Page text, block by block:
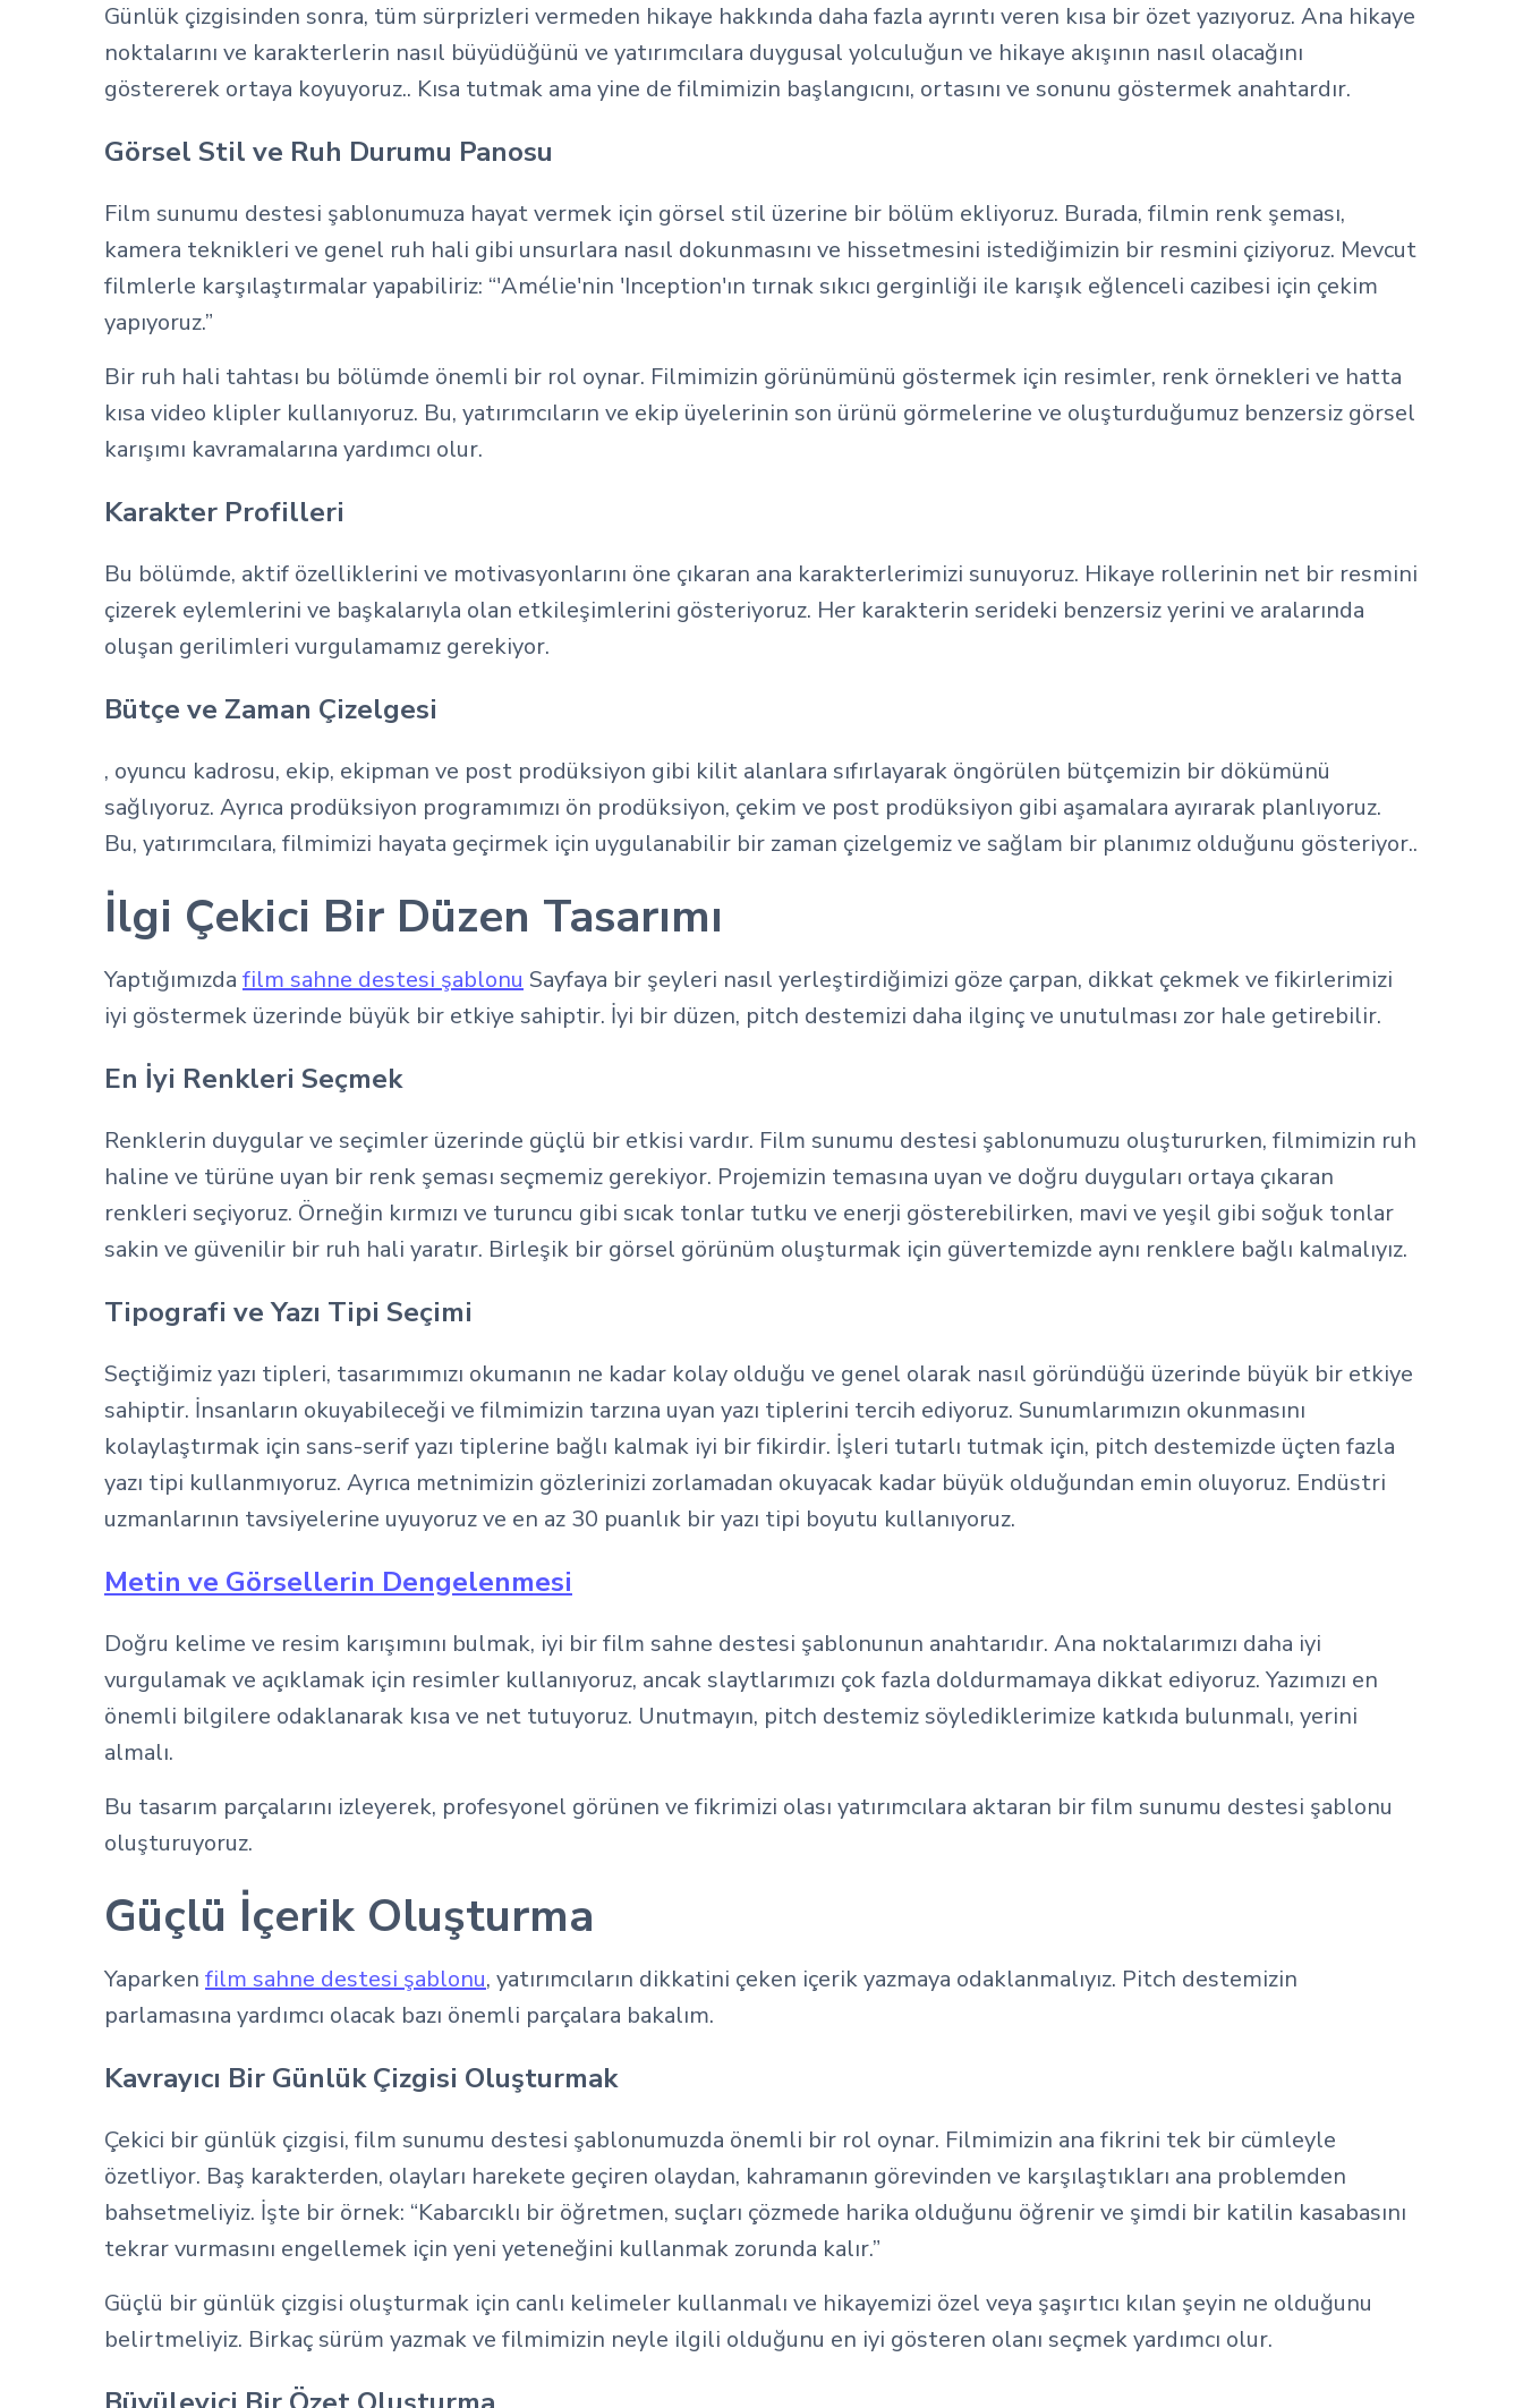
Günlük çizgisinden sonra, tüm sürprizleri vermeden hikaye hakkında daha fazla ayrıntı veren kısa bir özet yazıyoruz. Ana hikaye
noktalarını ve karakterlerin nasıl büyüdüğünü ve yatırımcılara duygusal yolculuğun ve hikaye akışının nasıl olacağını
göstererek ortaya koyuyoruz.. Kısa tutmak ama yine de filmimizin başlangıcını, ortasını ve sonunu göstermek anahtardır.
Görsel Stil ve Ruh Durumu Panosu
Film sunumu destesi şablonumuza hayat vermek için görsel stil üzerine bir bölüm ekliyoruz. Burada, filmin renk şeması,
kamera teknikleri ve genel ruh hali gibi unsurlara nasıl dokunmasını ve hissetmesini istediğimizin bir resmini çiziyoruz. Mevcut
filmlerle karşılaştırmalar yapabiliriz: “'Amélie'nin 'Inception'ın tırnak sıkıcı gerginliği ile karışık eğlenceli cazibesi için çekim
yapıyoruz.”
Bir ruh hali tahtası bu bölümde önemli bir rol oynar. Filmimizin görünümünü göstermek için resimler, renk örnekleri ve hatta
kısa video klipler kullanıyoruz. Bu, yatırımcıların ve ekip üyelerinin son ürünü görmelerine ve oluşturduğumuz benzersiz görsel
karışımı kavramalarına yardımcı olur.
Karakter Profilleri
Bu bölümde, aktif özelliklerini ve motivasyonlarını öne çıkaran ana karakterlerimizi sunuyoruz. Hikaye rollerinin net bir resmini
çizerek eylemlerini ve başkalarıyla olan etkileşimlerini gösteriyoruz. Her karakterin serideki benzersiz yerini ve aralarında
oluşan gerilimleri vurgulamamız gerekiyor.
Bütçe ve Zaman Çizelgesi
, oyuncu kadrosu, ekip, ekipman ve post prodüksiyon gibi kilit alanlara sıfırlayarak öngörülen bütçemizin bir dökümünü
sağlıyoruz. Ayrıca prodüksiyon programımızı ön prodüksiyon, çekim ve post prodüksiyon gibi aşamalara ayırarak planlıyoruz.
Bu, yatırımcılara, filmimizi hayata geçirmek için uygulanabilir bir zaman çizelgemiz ve sağlam bir planımız olduğunu gösteriyor..
İlgi Çekici Bir Düzen Tasarımı
Yaptığımızda film sahne destesi şablonu Sayfaya bir şeyleri nasıl yerleştirdiğimizi göze çarpan, dikkat çekmek ve fikirlerimizi
iyi göstermek üzerinde büyük bir etkiye sahiptir. İyi bir düzen, pitch destemizi daha ilginç ve unutulması zor hale getirebilir.
En İyi Renkleri Seçmek
Renklerin duygular ve seçimler üzerinde güçlü bir etkisi vardır. Film sunumu destesi şablonumuzu oluştururken, filmimizin ruh
haline ve türüne uyan bir renk şeması seçmemiz gerekiyor. Projemizin temasına uyan ve doğru duyguları ortaya çıkaran
renkleri seçiyoruz. Örneğin kırmızı ve turuncu gibi sıcak tonlar tutku ve enerji gösterebilirken, mavi ve yeşil gibi soğuk tonlar
sakin ve güvenilir bir ruh hali yaratır. Birleşik bir görsel görünüm oluşturmak için güvertemizde aynı renklere bağlı kalmalıyız.
Tipografi ve Yazı Tipi Seçimi
Seçtiğimiz yazı tipleri, tasarımımızı okumanın ne kadar kolay olduğu ve genel olarak nasıl göründüğü üzerinde büyük bir etkiye
sahiptir. İnsanların okuyabileceği ve filmimizin tarzına uyan yazı tiplerini tercih ediyoruz. Sunumlarımızın okunmasını
kolaylaştırmak için sans-serif yazı tiplerine bağlı kalmak iyi bir fikirdir. İşleri tutarlı tutmak için, pitch destemizde üçten fazla
yazı tipi kullanmıyoruz. Ayrıca metnimizin gözlerinizi zorlamadan okuyacak kadar büyük olduğundan emin oluyoruz. Endüstri
uzmanlarının tavsiyelerine uyuyoruz ve en az 30 puanlık bir yazı tipi boyutu kullanıyoruz.
Metin ve Görsellerin Dengelenmesi
Doğru kelime ve resim karışımını bulmak, iyi bir film sahne destesi şablonunun anahtarıdır. Ana noktalarımızı daha iyi
vurgulamak ve açıklamak için resimler kullanıyoruz, ancak slaytlarımızı çok fazla doldurmamaya dikkat ediyoruz. Yazımızı en
önemli bilgilere odaklanarak kısa ve net tutuyoruz. Unutmayın, pitch destemiz söylediklerimize katkıda bulunmalı, yerini
almalı.
Bu tasarım parçalarını izleyerek, profesyonel görünen ve fikrimizi olası yatırımcılara aktaran bir film sunumu destesi şablonu
oluşturuyoruz.
Güçlü İçerik Oluşturma
Yaparken film sahne destesi şablonu, yatırımcıların dikkatini çeken içerik yazmaya odaklanmalıyız. Pitch destemizin
parlamasına yardımcı olacak bazı önemli parçalara bakalım.
Kavrayıcı Bir Günlük Çizgisi Oluşturmak
Çekici bir günlük çizgisi, film sunumu destesi şablonumuzda önemli bir rol oynar. Filmimizin ana fikrini tek bir cümleyle
özetliyor. Baş karakterden, olayları harekete geçiren olaydan, kahramanın görevinden ve karşılaştıkları ana problemden
bahsetmeliyiz. İşte bir örnek: “Kabarcıklı bir öğretmen, suçları çözmede harika olduğunu öğrenir ve şimdi bir katilin kasabasını
tekrar vurmasını engellemek için yeni yeteneğini kullanmak zorunda kalır.”
Güçlü bir günlük çizgisi oluşturmak için canlı kelimeler kullanmalı ve hikayemizi özel veya şaşırtıcı kılan şeyin ne olduğunu
belirtmeliyiz. Birkaç sürüm yazmak ve filmimizin neyle ilgili olduğunu en iyi gösteren olanı seçmek yardımcı olur.